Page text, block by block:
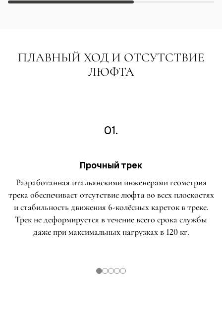
ПЛАВНЫЙ ХОД И ОТСУТСТВИЕ
ЛЮФТА
01.
Прочный трек
Разработанная итальянскими инженерами геометрия
трека обеспечивает отсутствие люфта во всех плоскостях
и стабильность движения 6-колёсных кареток в треке.
Трек не деформируется в течение всего срока службы
даже при максимальных нагрузках в 120 кг.